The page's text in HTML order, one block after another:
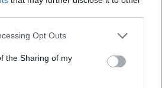
app uses one or more Google
usage behaviour. You may click to
Google and its third-party tags to
specified purposes in below Google
Opt Outs
the Sharing of my
'91-ből ( A halászkirály legendája
,Éjszaka a földön,Az utolsó
szépség és a szörnyeteg